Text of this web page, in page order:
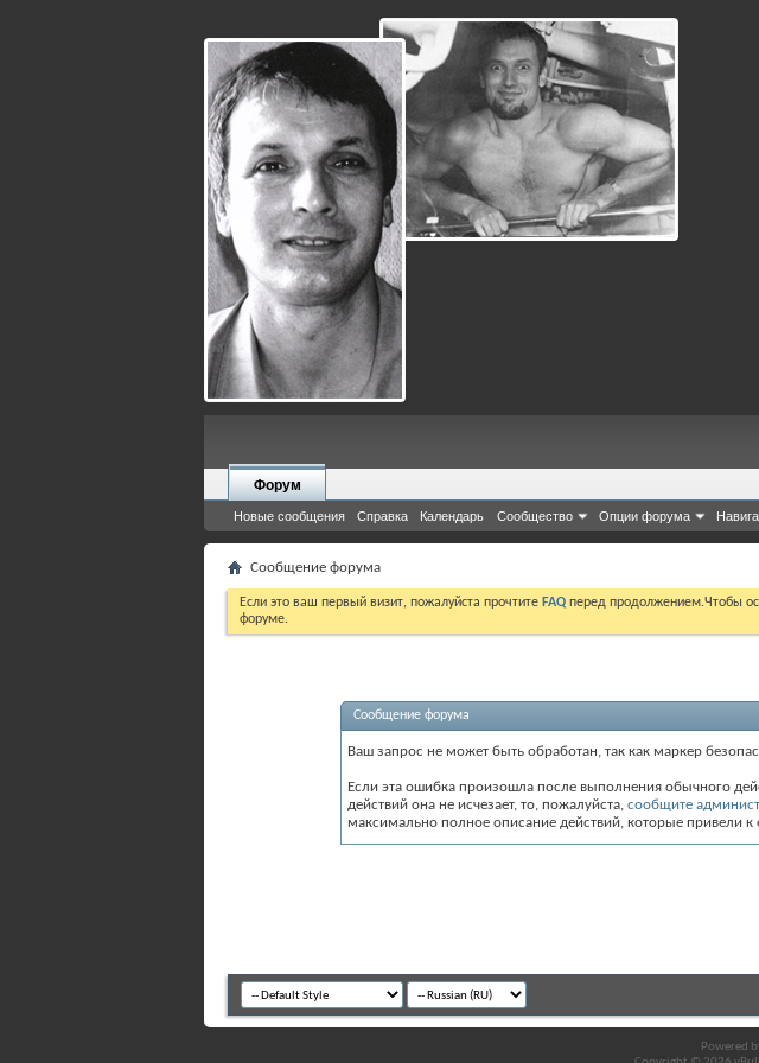
Форум
Новые сообщения Справка Календарь Сообщество Опции форума
Сообщение форума
Если это ваш первый визит, пожалуйста прочтите FAQ перед продолжением.Чтобы
форуме.
Сообщение форума
Ваш запрос не может быть обработан, так как маркер
Если эта ошибка произошла после выполнения обычного
действий она не исчезает, то, пожалуйста, сообщите
максимально полное описание действий, которые привели к
Powered